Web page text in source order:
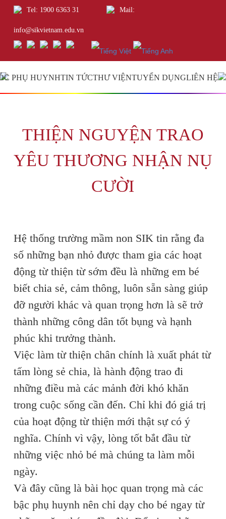
Tel: 1900 6363 31 Mail:
info@sikvietnam.edu.vn
PHỤ HUYNHTIN TỨCTHƯ VIỆNTUYỂN DỤNGLIÊN HỆ
THIỆN NGUYỆN TRAO
YÊU THƯƠNG NHẬN NỤ
CƯỜI
Hệ thống trường mầm non SIK tin rằng đa
số những bạn nhỏ được tham gia các hoạt
động từ thiện từ sớm đều là những em bé
biết chia sẻ, cảm thông, luôn sẵn sàng giúp
đỡ người khác và quan trọng hơn là sẽ trở
thành những công dân tốt bụng và hạnh
phúc khi trưởng thành.
Việc làm từ thiện chân chính là xuất phát từ
tấm lòng sẻ chia, là hành động trao đi
những điều mà các mảnh đời khó khăn
trong cuộc sống cần đến. Chỉ khi đó giá trị
của hoạt động từ thiện mới thật sự có ý
nghĩa. Chính vì vậy, lòng tốt bắt đầu từ
những việc nhỏ bé mà chúng ta làm mỗi
ngày.
Và đây cũng là bài học quan trọng mà các
bậc phụ huynh nên chỉ dạy cho bé ngay từ